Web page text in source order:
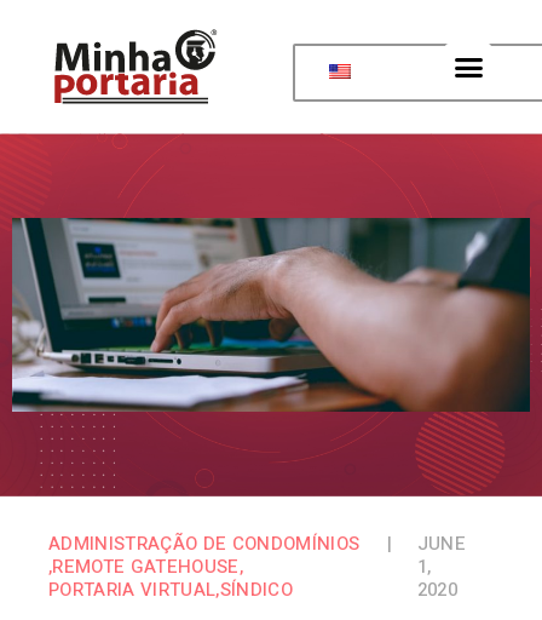
ADMINISTRAÇÃO DE CONDOMÍNIOS
,REMOTE GATEHOUSE,
PORTARIA VIRTUAL,SÍNDICO
|
JUNE
1,
2020